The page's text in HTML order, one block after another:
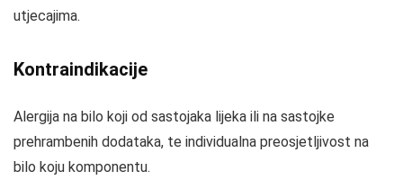
utjecajima.
Kontraindikacije
Alergija na bilo koji od sastojaka lijeka ili na sastojke
prehrambenih dodataka, te individualna preosjetljivost na
bilo koju komponentu.